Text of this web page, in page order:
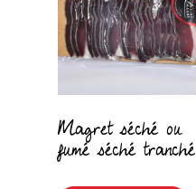
Magret séché ou
fumé séché tranché